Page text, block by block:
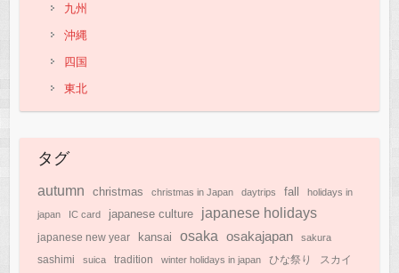
九州
沖縄
四国
東北
タグ
autumn christmas christmas in Japan daytrips fall holidays in
japan IC card japanese culture japanese holidays
japanese new year kansai osaka osakajapan sakura
sashimi suica tradition winter holidays in japan ひな祭り スカイ